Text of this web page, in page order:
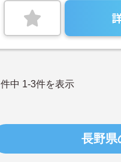
件中 1-3件を表示
長野県